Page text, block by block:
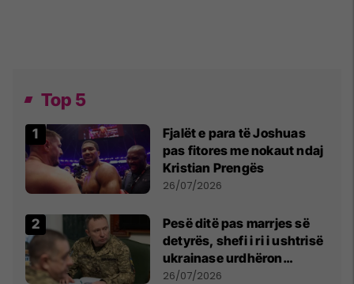
Top 5
Fjalët e para të Joshuas
pas fitores me nokaut ndaj
Kristian Prengës
26/07/2026
Pesë ditë pas marrjes së
detyrës, shefi i ri i ushtrisë
ukrainase urdhëron
kontroll të madh
26/07/2026